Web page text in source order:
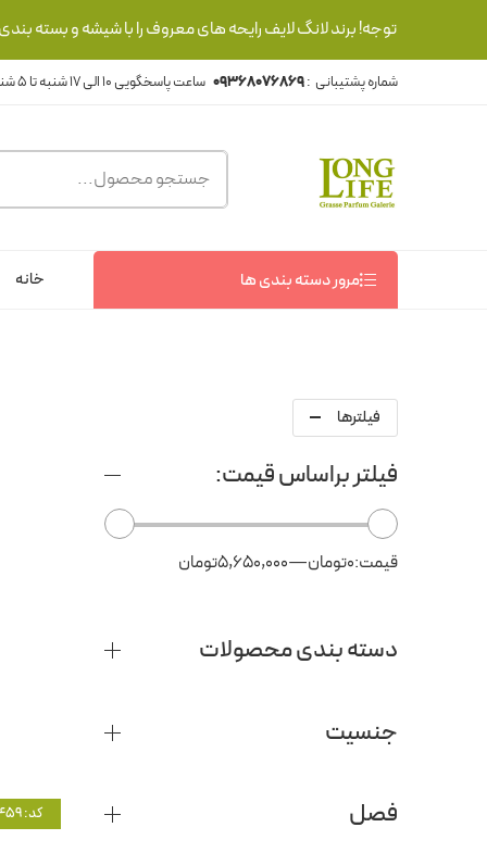
توجه! برند لانگ لایف رایحه های معروف را با شیشه و بسته
شماره پشتیبانی :09368076869
مرور دسته بندی ها خانه
فیلترها
کد: 1459
فیلتر براساس قیمت:
قیمت:0تومان —5,650,000تومان
دسته بندی محصولات
جنسیت
فصل